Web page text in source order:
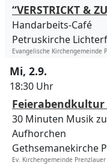
“VERSTRICKT &
Handarbeits-Café
Petruskirche
Evangelische Kirchengemeinde
Mi, 2.9.
18:30 Uhr
Feierabendkultur
30 Minuten Musik
Aufhorchen
Gethsemanekirche
Ev. Kirchengemeinde